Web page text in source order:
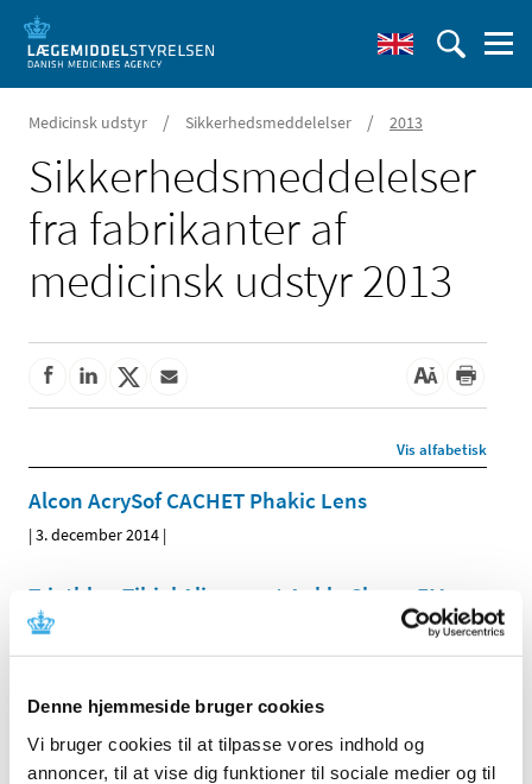
Denne hjemmeside bruger cookies
Vi bruger cookies til at tilpasse vores indhold og
annoncer, til at vise dig funktioner til sociale medier og til
Medicinsk udstyr / Sikkerhedsmeddelelser / 2013
Sikkerheds­meddelelser
fra fabrikanter af
medicinsk udstyr 2013
Vis alfabetisk
Alcon AcrySof CACHET Phakic Lens
|3. december 2014 |
Triathlon Tibial Alignment Ankle Clamp EM
|14. oktober 2014
CS-2000i CS-2100i
| 23. januar 2014|